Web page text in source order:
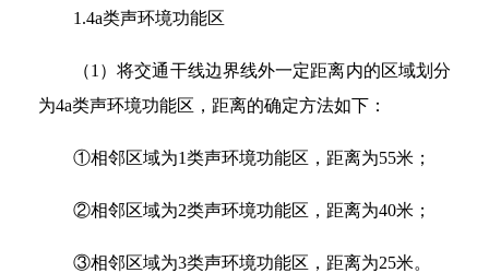
1.4a类声环境功能区
（1）将交通干线边界线外一定距离内的区域划分
为4a类声环境功能区，距离的确定方法如下：
①相邻区域为1类声环境功能区，距离为55米；
②相邻区域为2类声环境功能区，距离为40米；
③相邻区域为3类声环境功能区，距离为25米。